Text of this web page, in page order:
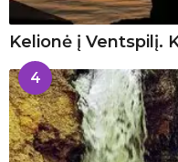
Kelionė į Ventspilį.
4